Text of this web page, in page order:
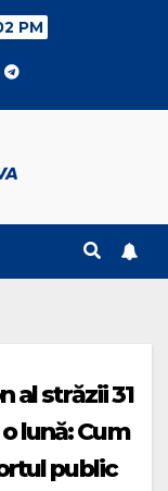
PM
al străzii 31
lună: Cum
public